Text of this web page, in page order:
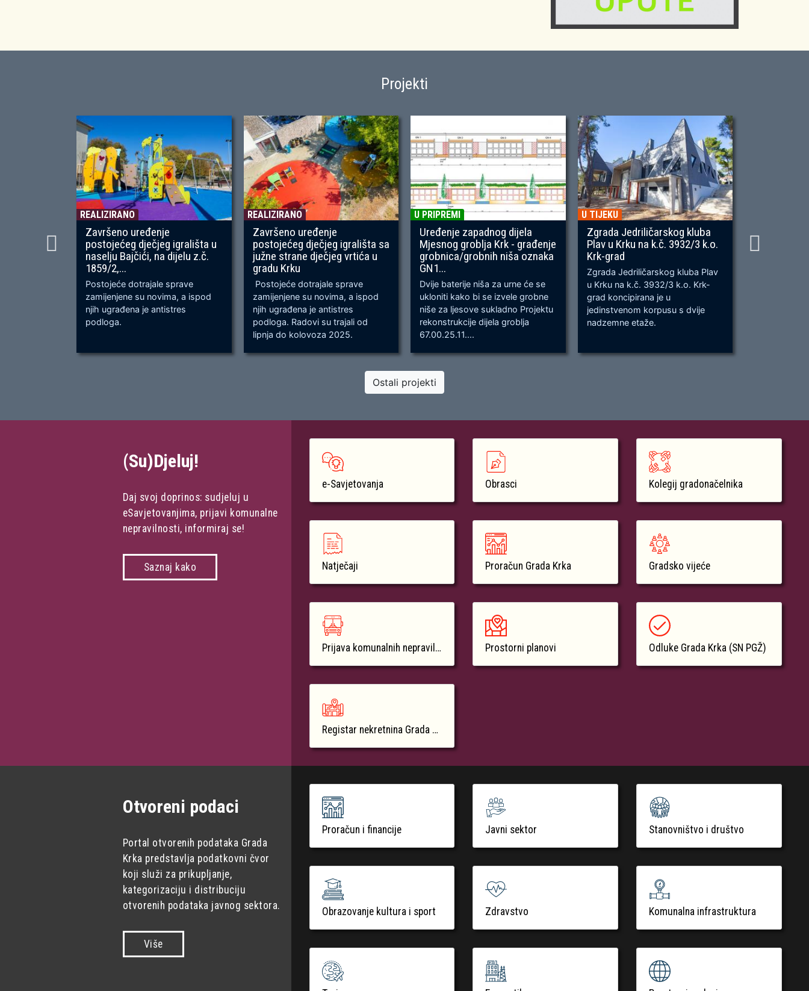
Projekti
REALIZIRANO
Završeno uređenje
postojećeg dječjeg igrališta u
naselju Bajčići, na dijelu z.č.
1859/2,...
Postojeće dotrajale sprave
zamijenjene su novima, a ispod
njih ugrađena je antistres
podloga.
REALIZIRANO
Završeno uređenje
postojećeg dječjeg igrališta sa
južne strane dječjeg vrtića u
gradu Krku
Postojeće dotrajale sprave
zamijenjene su novima, a ispod
njih ugrađena je antistres
podloga. Radovi su trajali od
lipnja do kolovoza 2025.
U PRIPREMI
Uređenje zapadnog dijela
Mjesnog groblja Krk - građenje
grobnica/grobnih niša oznaka
GN1...
Dvije baterije niša za urne će se
ukloniti kako bi se izvele grobne
niše za ljesove sukladno Projektu
rekonstrukcije dijela groblja
67.00.25.11....
U TIJEKU
Zgrada Jedriličarskog kluba
Plav u Krku na k.č. 3932/3 k.o.
Krk-grad
Zgrada Jedriličarskog kluba Plav
u Krku na k.č. 3932/3 k.o. Krk-
grad koncipirana je u
jedinstvenom korpusu s dvije
nadzemne etaže.
Gradnja
Ostali projekti
(Su)Djeluj!
Daj svoj doprinos: sudjeluj u
eSavjetovanjima, prijavi komunalne
nepravilnosti, informiraj se!
Saznaj kako
e-Savjetovanja
Natječaji
Prijava komunalnih nepravilnosti
Registar nekretnina Grada Krka
Obrasci
Proračun Grada Krka
Prostorni planovi
Kolegij gradonačelnika
Gradsko vijeće
Odluke Grada Krka (SN PGŽ)
Otvoreni podaci
Portal otvorenih podataka Grada
Krka predstavlja podatkovni čvor
koji služi za prikupljanje,
kategorizaciju i distribuciju
otvorenih podataka javnog sektora.
Više
Proračun i financije
Obrazovanje kultura i sport
Javni sektor
Zdravstvo
Stanovništvo i društvo
Komunalna infrastruktura